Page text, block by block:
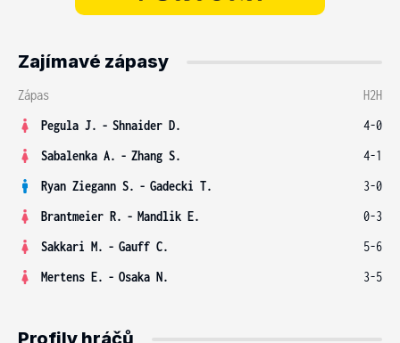
Zajímavé zápasy
Zápas
H2H
Pegula J. - Shnaider D.
4-0
Sabalenka A. - Zhang S.
4-1
Ryan Ziegann S. - Gadecki T.
3-0
Brantmeier R. - Mandlik E.
0-3
Sakkari M. - Gauff C.
5-6
Mertens E. - Osaka N. 3-5
Profily hráčů